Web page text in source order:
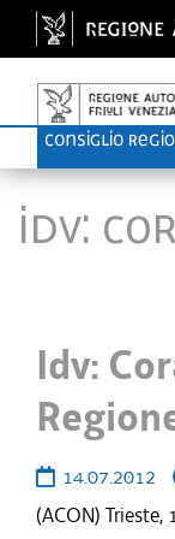
Idv:
Idv:
14.07.2012
(ACON)